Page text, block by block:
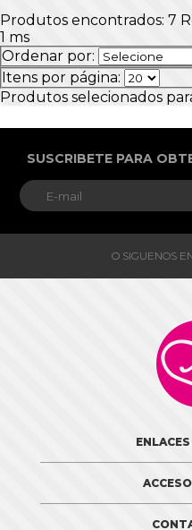
Produtos encontrados: 7
1 ms
Ordenar por:
Itens por página:
Produtos selecionados
SUSCRIBETE PARA
O SIGUENOS